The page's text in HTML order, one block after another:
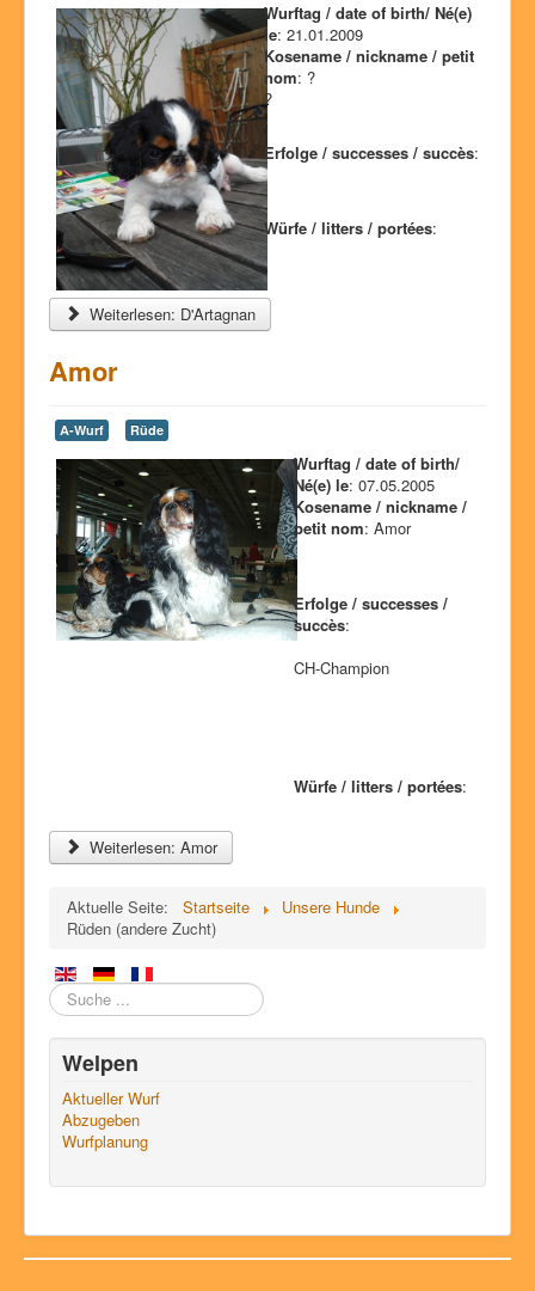
Wurftag / date of birth/ Né(e)
le: 21.01.2009
Kosename / nickname / petit
nom: ?
?
Erfolge / successes / succès:
Würfe / litters / portées:
Weiterlesen: D'Artagnan
Amor
A-Wurf Rüde
Wurftag / date of birth/
Né(e) le: 07.05.2005
Kosename / nickname /
petit nom: Amor
Erfolge / successes /
succès:
CH-Champion
Würfe / litters / portées:
Weiterlesen: Amor
Aktuelle Seite: Startseite
Unsere Hunde
Rüden (andere Zucht)
Suchen
Welpen
Aktueller Wurf
Abzugeben
Wurfplanung